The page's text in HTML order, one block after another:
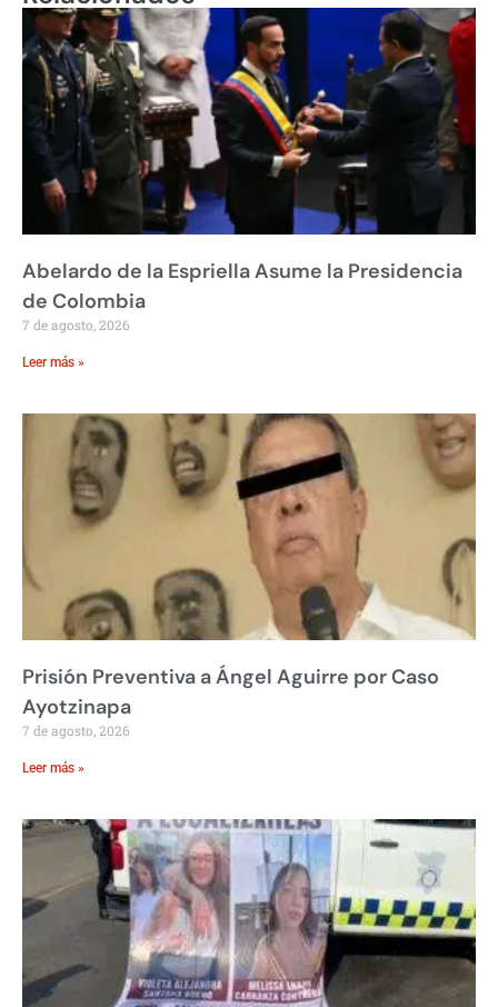
Abelardo de la Espriella Asume la Presidencia
de Colombia
7 de agosto, 2026
Leer más »
Prisión Preventiva a Ángel Aguirre por Caso
Ayotzinapa
7 de agosto, 2026
Leer más »